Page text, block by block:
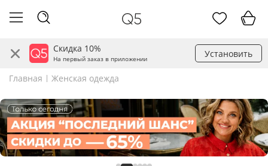
Скидка 10%
На первый заказ в приложении Установить
Главная Женская одежда